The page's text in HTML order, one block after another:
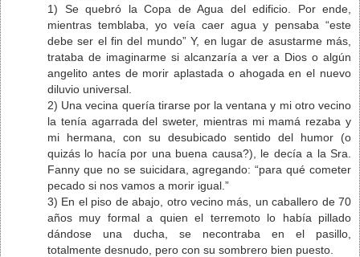
1) Se quebró la Copa de Agua del edificio. Por ende,
mientras temblaba, yo veía caer agua y pensaba “este
debe ser el fin del mundo” Y, en lugar de asustarme más,
trataba de imaginarme si alcanzaría a ver a Dios o algún
angelito antes de morir aplastada o ahogada en el nuevo
diluvio universal.
2) Una vecina quería tirarse por la ventana y mi otro vecino
la tenía agarrada del sweter, mientras mi mamá rezaba y
mi hermana, con su desubicado sentido del humor (o
quizás lo hacía por una buena causa?), le decía a la Sra.
Fanny que no se suicidara, agregando: “para qué cometer
pecado si nos vamos a morir igual.”
3) En el piso de abajo, otro vecino más, un caballero de 70
años muy formal a quien el terremoto lo había pillado
dándose una ducha, se necontraba en el pasillo,
totalmente desnudo, pero con su sombrero bien puesto.